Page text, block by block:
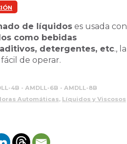
de líquidos es usada con
como bebidas
detergentes, etc., la
de operar.
4B - AMDLL-6B - AMDLL-8B
Automáticas, Líquidos y Viscosos